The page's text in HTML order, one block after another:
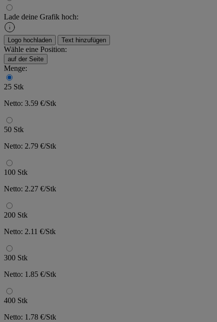
Lade deine Grafik hoch:
Logo hochladen Text hinzufügen
Wähle eine Position:
auf der Seite
Menge:
25 Stk
Netto: 3.59 €/Stk
50 Stk
Netto: 2.79 €/Stk
100 Stk
Netto: 2.27 €/Stk
200 Stk
Netto: 2.11 €/Stk
300 Stk
Netto: 1.85 €/Stk
400 Stk
Netto: 1.78 €/Stk